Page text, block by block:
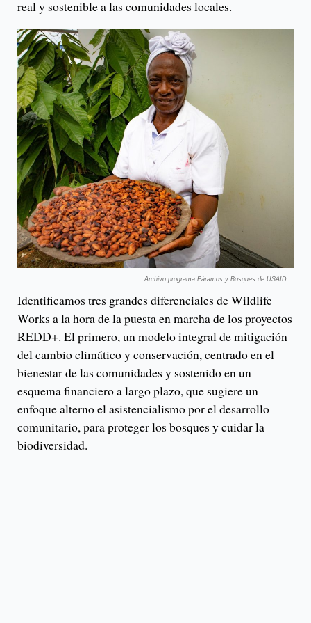
real y sostenible a las comunidades locales.
Archivo programa Páramos y Bosques de USAID
Identificamos tres grandes diferenciales de Wildlife
Works a la hora de la puesta en marcha de los proyectos
REDD+. El primero, un modelo integral de mitigación
del cambio climático y conservación, centrado en el
bienestar de las comunidades y sostenido en un
esquema financiero a largo plazo, que sugiere un
enfoque alterno el asistencialismo por el desarrollo
comunitario, para proteger los bosques y cuidar la
biodiversidad.